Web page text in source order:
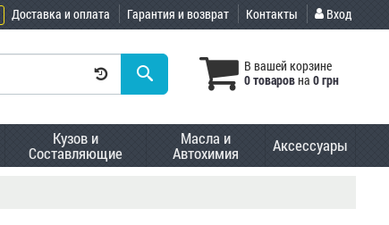
Доставка и оплата Гарантия и возврат Контакты Вход
В вашей корзине
0 товаровна 0 грн
Кузов и
Составляющие
Масла и
Автохимия Аксессуары